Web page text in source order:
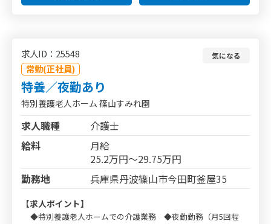
求人ID：25548
常勤(正社員)
気になる
特養／夜勤あり
特別養護老人ホーム 篠山すみれ園
求人職種
介護士
給料
月給
25.2万円～29.75万円
勤務地
兵庫県丹波篠山市今田町釜屋35
【求人ポイント】
◆特別養護老人ホームでの介護業務 ◆夜勤勤務（月5回程